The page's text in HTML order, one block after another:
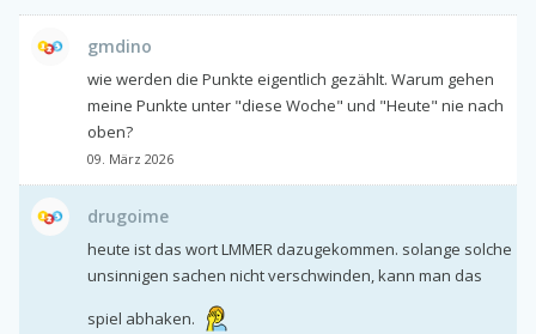
gmdino
wie werden die Punkte eigentlich gezählt. Warum gehen
meine Punkte unter "diese Woche" und "Heute" nie nach
oben?
09. März 2026
drugoime
heute ist das wort LMMER dazugekommen. solange solche
unsinnigen sachen nicht verschwinden, kann man das
spiel abhaken.